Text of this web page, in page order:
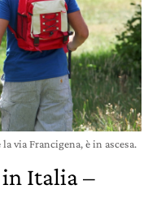
via Francigena, è in ascesa.
Italia –